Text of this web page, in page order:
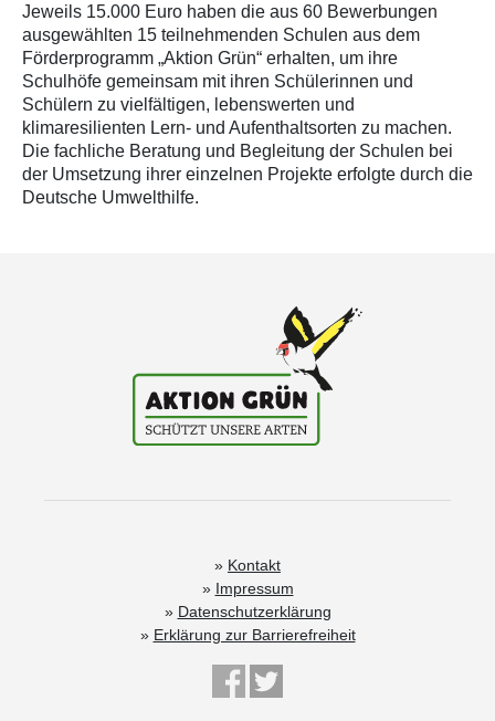
Jeweils 15.000 Euro haben die aus 60 Bewerbungen
ausgewählten 15 teilnehmenden Schulen aus dem
Förderprogramm „Aktion Grün“ erhalten, um ihre
Schulhöfe gemeinsam mit ihren Schülerinnen und
Schülern zu vielfältigen, lebenswerten und
klimaresilienten Lern- und Aufenthaltsorten zu machen.
Die fachliche Beratung und Begleitung der Schulen bei
der Umsetzung ihrer einzelnen Projekte erfolgte durch die
Deutsche Umwelthilfe.
Kontakt
Impressum
Datenschutzerklärung
Erklärung zur Barrierefreiheit